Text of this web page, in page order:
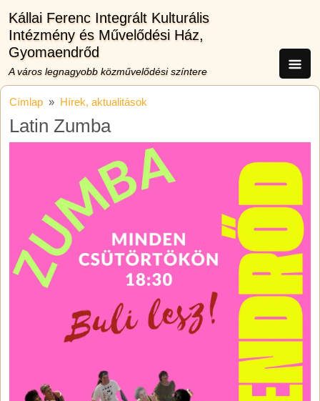
Kállai Ferenc Integrált Kulturális
Intézmény és Művelődési Ház,
Gyomaendrőd
A város legnagyobb közművelődési színtere
Címlap Hírek, aktualitások
Latin Zumba